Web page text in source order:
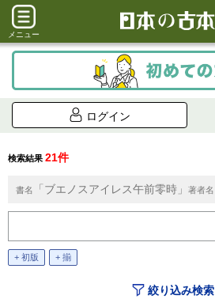
メニュー
ログイン
検索結果 21件
書名 「ブエノスアイレス午前零時」 著者名
+ 初版 + 揃
絞り込み検索